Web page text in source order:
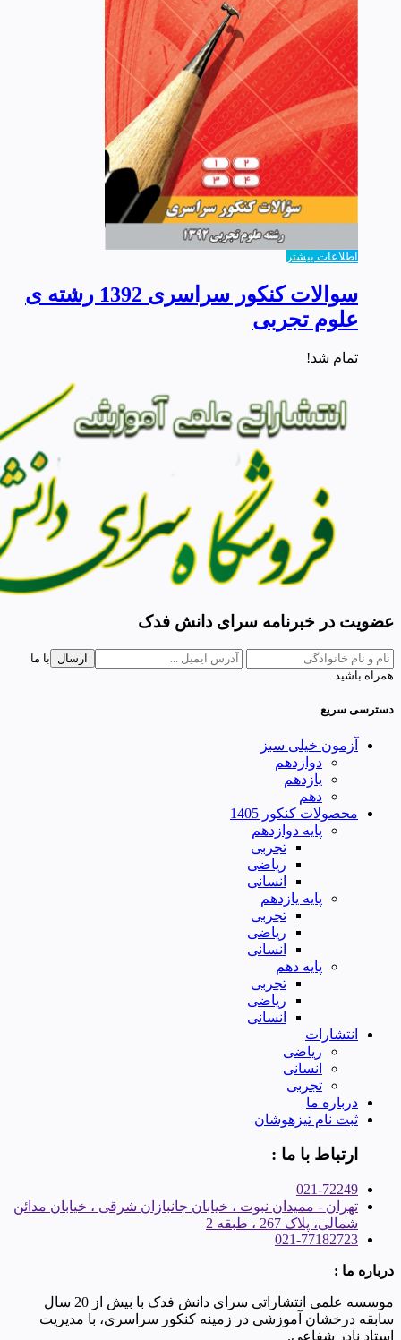
اطلاعات بیشتر
سوالات کنکور سراسری 1392 رشته ی
علوم تجربی
تمام شد!
عضویت در خبرنامه سرای دانش فدک
ارسال
با ما
همراه باشید
دسترسی سریع
آزمون خیلی سبز
دوازدهم
یازدهم
دهم
محصولات کنکور 1405
پایه دوازدهم
تجربی
ریاضی
انسانی
پایه یازدهم
تجربی
ریاضی
انسانی
پایه دهم
تجربی
ریاضی
انسانی
انتشارات
ریاضی
انسانی
تجربی
درباره ما
ثبت نام تیزهوشان
ارتباط با ما :
021-72249
تهران - ممیدان نبوت ، خیابان جانبازان شرقی ، خیابان مدائن
شمالی، پلاک 267 ، طبقه 2
021-77182723
درباره ما :
موسسه علمی انتشاراتی سرای دانش فدک با بیش از 20 سال
سابقه درخشان آموزشی در زمینه کنکور سراسری، با مدیریت
استاد نادر شفاعی.